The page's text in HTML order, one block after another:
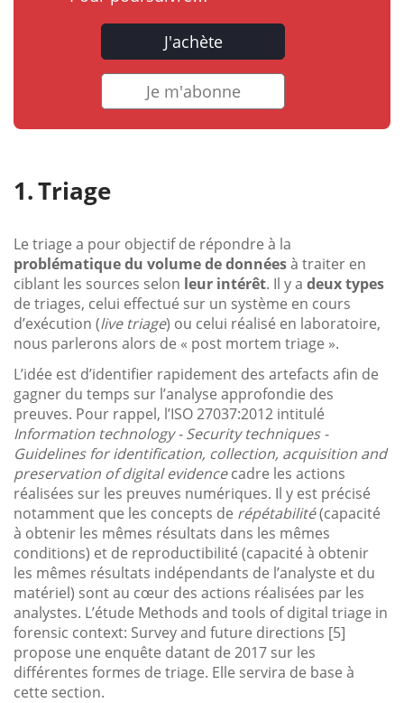
J'achète
Je m'abonne
Triage
Le triage a pour objectif de répondre à la
problématique du volume de donnéesà traiter en
ciblant les sources selon leur intérêt. Il y a deux types
de triages, celui effectué sur un système en cours
d’exécution (live triage) ou celui réalisé en laboratoire,
nous parlerons alors de « post mortem triage ».
L’idée est d’identifier rapidement des artefacts afin de
gagner du temps sur l’analyse approfondie des
preuves. Pour rappel, l’ISO 27037:2012 intitulé
Information technology - Security techniques -
Guidelines for identification, collection, acquisition and
preservation of digital evidencecadre les actions
réalisées sur les preuves numériques. Il y est précisé
notamment que les concepts de répétabilité(capacité
à obtenir les mêmes résultats dans les mêmes
conditions) et de reproductibilité (capacité à obtenir
les mêmes résultats indépendants de l’analyste et du
matériel) sont au cœur des actions réalisées par les
analystes. L’étude Methods and tools of digital triage in
forensic context: Survey and future directions [5]
propose une enquête datant de 2017 sur les
différentes formes de triage. Elle servira de base à
cette section.